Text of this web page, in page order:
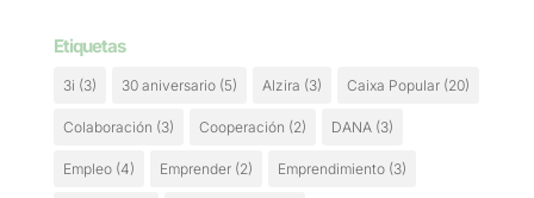
Etiquetas
3i (3) 30 aniversario(5) Alzira (3) Caixa Popular(20)
Colaboración (3) Cooperación (2) DANA(3)
Empleo(4) Emprender(2) Emprendimiento(3)